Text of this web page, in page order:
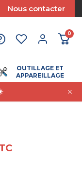
paiement par
Nous contacter
0
OUTILLAGE ET
APPAREILLAGE